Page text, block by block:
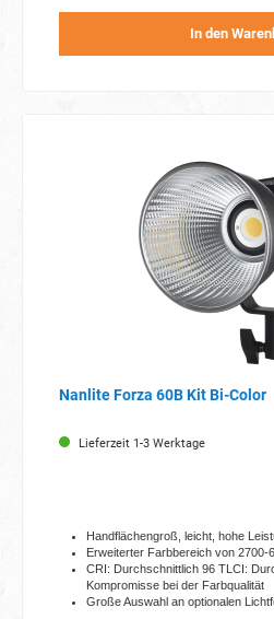
In den
Nanlite Forza 60B Kit Bi-Color
Lieferzeit 1-3 Werktage
Handflächengroß, leicht, hohe
Erweiterter Farbbereich von 2700-
CRI: Durchschnittlich 96 TLCI:
Kompromisse bei der Farbqualität
Große Auswahl an optionalen